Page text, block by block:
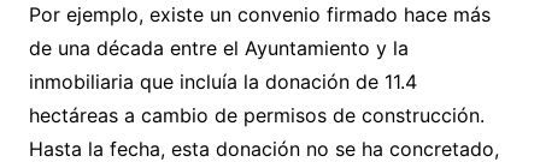
Por ejemplo, existe un convenio firmado hace más
de una década entre el Ayuntamiento y la
inmobiliaria que incluía la donación de 11.4
hectáreas a cambio de permisos de construcción.
Hasta la fecha, esta donación no se ha concretado,